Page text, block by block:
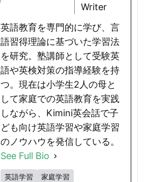
Writer
英語教育を専門的に学び、言
語習得理論に基づいた学習法
を研究。塾講師として受験英
語や英検対策の指導経験を持
つ。現在は小学生2人の母と
して家庭での英語教育を実践
しながら、Kimini英会話で子
ども向け英語学習や家庭学習
のノウハウを発信している。
See Full Bio
英語学習
家庭学習